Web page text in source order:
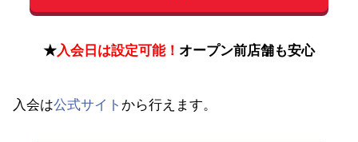
★入会日は設定可能！ オープン前店舗も安心
入会は公式サイト から行えます。